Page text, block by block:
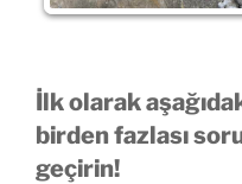
İlk olarak
birden fazlası
geçirin!